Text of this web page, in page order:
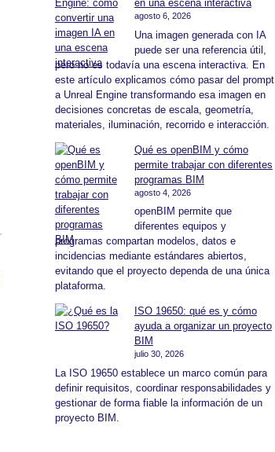
en una escena interactiva
agosto 6, 2026
Una imagen generada con IA
puede ser una referencia útil,
pero no es todavía una escena interactiva. En
este artículo explicamos cómo pasar del prompt
a Unreal Engine transformando esa imagen en
decisiones concretas de escala, geometría,
materiales, iluminación, recorrido e interacción.
Qué es openBIM y cómo
permite trabajar con diferentes
programas BIM
agosto 4, 2026
openBIM permite que
diferentes equipos y
programas compartan modelos, datos e
incidencias mediante estándares abiertos,
evitando que el proyecto dependa de una única
plataforma.
ISO 19650: qué es y cómo
ayuda a organizar un proyecto
BIM
julio 30, 2026
La ISO 19650 establece un marco común para
definir requisitos, coordinar responsabilidades y
gestionar de forma fiable la información de un
proyecto BIM.